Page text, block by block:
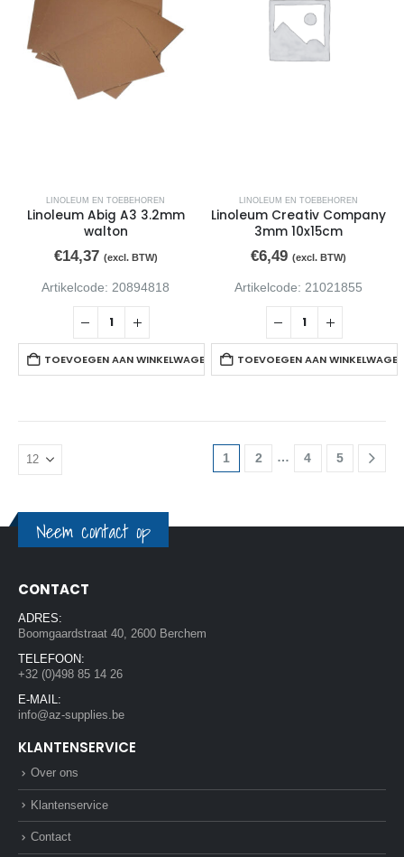
LINOLEUM EN TOEBEHOREN
Linoleum Abig A3 3.2mm
walton
€14,37 (excl. BTW)
Artikelcode: 20894818
TOEVOEGEN AAN WINKELWAGEN
LINOLEUM EN TOEBEHOREN
Linoleum Creativ Company
3mm 10x15cm
€6,49 (excl. BTW)
Artikelcode: 21021855
TOEVOEGEN AAN
1 2 … 4 5
Neem contact op
CONTACT
ADRES:
Boomgaardstraat 40, 2600 Berchem
TELEFOON:
+32 (0)498 85 14 26
E-MAIL:
info@az-supplies.be
KLANTENSERVICE
Over ons
Klantenservice
Contact